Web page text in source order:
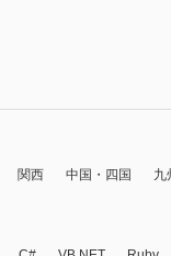
関西 中国・四国 九